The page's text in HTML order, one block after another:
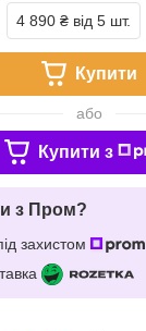
4 890 ₴ від 5 шт.
Купити
або
Купити з
з Пром?
захистом